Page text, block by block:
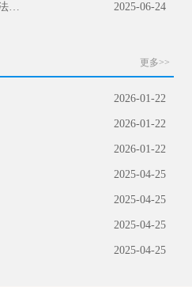
内蒙古自治区科学技术奖励办法实施细则 2025-06-24
更多>>
2026-01-22
2026-01-22
2026-01-22
2025-04-25
2025-04-25
2025-04-25
2025-04-25